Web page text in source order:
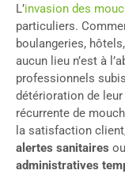
L’invasion des
particuliers.
boulangeries,
aucun lieu n’est à
professionnels
détérioration de
récurrente de
la satisfaction
alertes sanitaires
administratives